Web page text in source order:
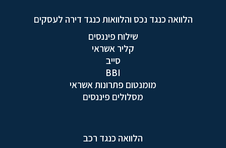
הלוואה כנגד נכס והלוואות כנגד דירה לעסקים
שילוח פיננסים
קליר אשראי
סייב
BBI
מומנטום פתרונות אשראי
מסלולים פיננסים
הלוואה כנגד רכב